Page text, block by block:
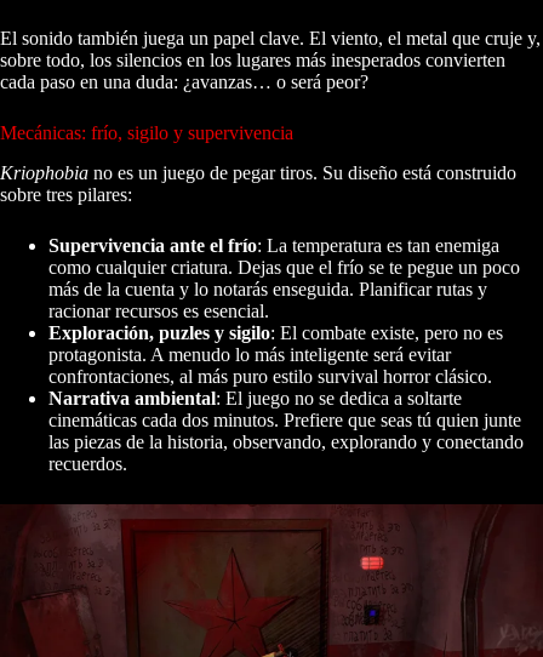
El sonido también juega un papel clave. El viento, el metal que cruje y,
sobre todo, los silencios en los lugares más inesperados convierten
cada paso en una duda: ¿avanzas… o será peor?
Mecánicas: frío, sigilo y supervivencia
Kriophobia no es un juego de pegar tiros. Su diseño está construido
sobre tres pilares:
Supervivencia ante el frío: La temperatura es tan enemiga
como cualquier criatura. Dejas que el frío se te pegue un poco
más de la cuenta y lo notarás enseguida. Planificar rutas y
racionar recursos es esencial.
Exploración, puzles y sigilo: El combate existe, pero no es
protagonista. A menudo lo más inteligente será evitar
confrontaciones, al más puro estilo survival horror clásico.
Narrativa ambiental: El juego no se dedica a soltarte
cinemáticas cada dos minutos. Prefiere que seas tú quien junte
las piezas de la historia, observando, explorando y conectando
recuerdos.